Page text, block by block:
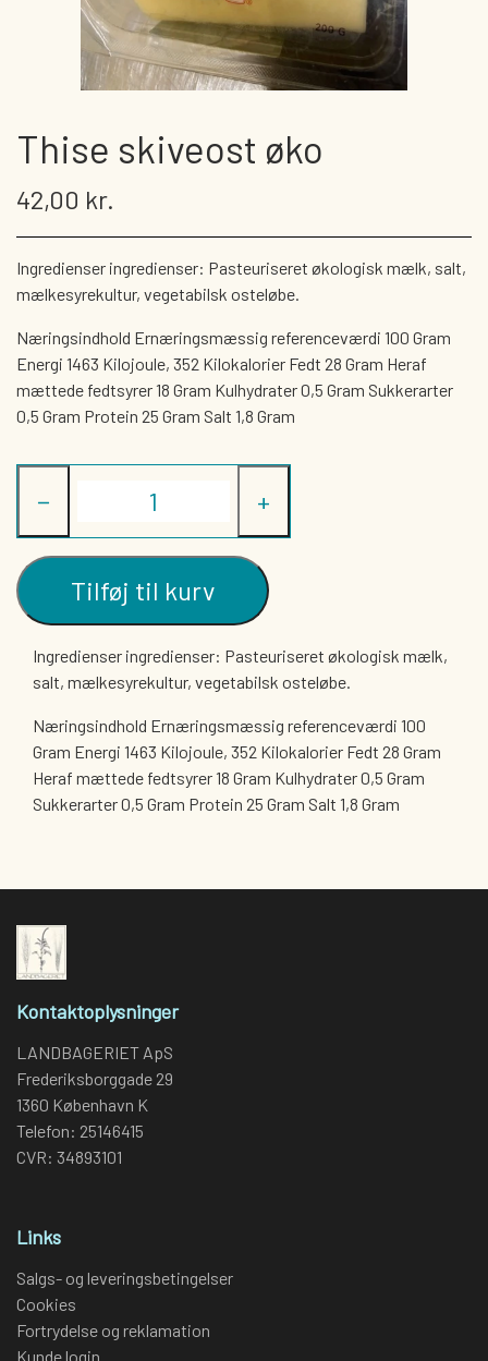
DIVERSE BOLLER M.M.
KØLEVARER
VEGANSKE KØLEVARER
GRYN
VOELKEL OG BEUTELSBACHER
SØBOGAARDSAFT
PLANTEDRIKKE - OG FLØDE
KAFFE/TE/VAND
PASTA
CHOKOLADE
TØRREDE FRUGTBARER
DIVERSE
GAVEKORT
Thise skiveost øko
42,00 kr.
Ingredienser ingredienser: Pasteuriseret økologisk mælk, salt,
mælkesyrekultur, vegetabilsk osteløbe.
Næringsindhold Ernæringsmæssig referenceværdi 100 Gram
Energi 1463 Kilojoule, 352 Kilokalorier Fedt 28 Gram Heraf
mættede fedtsyrer 18 Gram Kulhydrater 0,5 Gram Sukkerarter
0,5 Gram Protein 25 Gram Salt 1,8 Gram
− +
Tilføj til kurv
Ingredienser ingredienser: Pasteuriseret økologisk mælk,
salt, mælkesyrekultur, vegetabilsk osteløbe.
Næringsindhold Ernæringsmæssig referenceværdi 100
Gram Energi 1463 Kilojoule, 352 Kilokalorier Fedt 28 Gram
Heraf mættede fedtsyrer 18 Gram Kulhydrater 0,5 Gram
Sukkerarter 0,5 Gram Protein 25 Gram Salt 1,8 Gram
Kontaktoplysninger
LANDBAGERIET ApS
Frederiksborggade 29
1360 København K
Telefon: 25146415
CVR: 34893101
Links
Salgs- og leveringsbetingelser
Cookies
Fortrydelse og reklamation
Kunde login